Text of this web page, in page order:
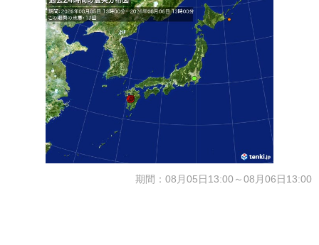
期間：08月05日13:00～08月06日13:00